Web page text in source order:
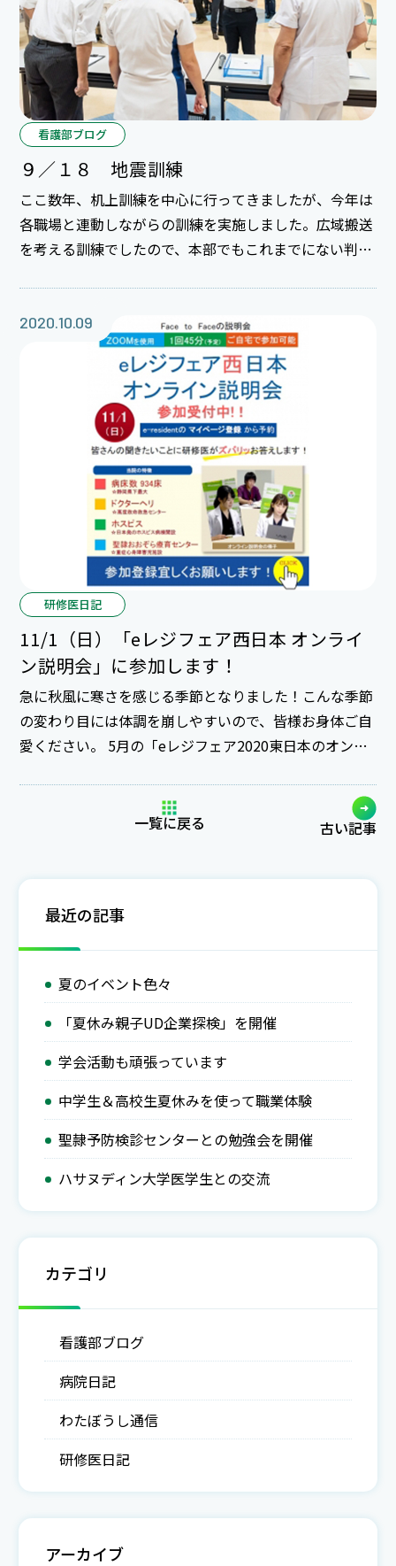
看護部ブログ
９／１８ 地震訓練
ここ数年、机上訓練を中心に行ってきましたが、今年は
各職場と連動しながらの訓練を実施しました。広域搬送
を考える訓練でしたので、本部でもこれまでにない判断
2020.10.09
研修医日記
11/1（日）「eレジフェア西日本 オンライ
ン説明会」に参加します！
急に秋風に寒さを感じる季節となりました！こんな季節
の変わり目には体調を崩しやすいので、皆様お身体ご自
愛ください。 5月の「eレジフェア2020東日本のオンラ
参加致します。 こちらのオンライン説明会には、先ずは
e-residentの“マイページ登録”をしたうえでご予約お願
囲気、研修生活まで幅広く医学生の皆さんの質問にお答
えします☆ コロナ禍で医学生の皆さんとお話
一覧に戻る 古い記事
最近の記事
夏のイベント色々
「夏休み親子UD企業探検」を開催
学会活動も頑張っています
中学生＆高校生夏休みを使って職業体験
聖隷予防検診センターとの勉強会を開催
ハサヌディン大学医学生との交流
カテゴリ
看護部ブログ
病院日記
わたぼうし通信
研修医日記
アーカイブ